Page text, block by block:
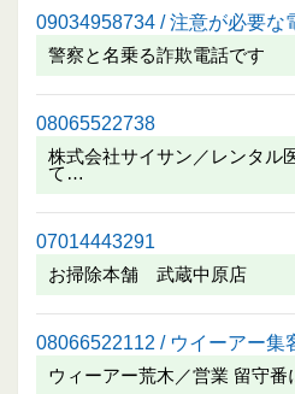
09034958734 / 注意が必要な
警察と名乗る詐欺電話です
08065522738
株式会社サイサン／レンタル
て…
07014443291
お掃除本舗 武蔵中原店
08066522112 / ウイーアー集
ウィーアー荒木／営業 留守